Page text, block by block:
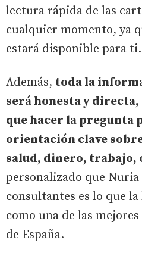
lectura rápida de las
cualquier momento, ya
estará disponible para ti.
Además, toda la
será honesta y
que hacer la pregunta
orientación clave
salud, dinero, trabajo,
personalizado que
consultantes es lo que
como una de las
de España.